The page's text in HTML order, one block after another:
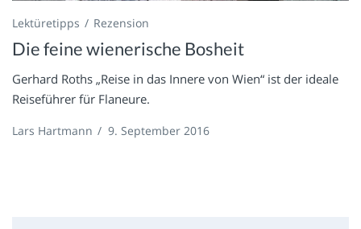
Lektüretipps Rezension
Die feine wienerische Bosheit
Gerhard Roths „Reise in das Innere von Wien“ ist der ideale
Reiseführer für Flaneure.
Lars Hartmann / 9. September 2016